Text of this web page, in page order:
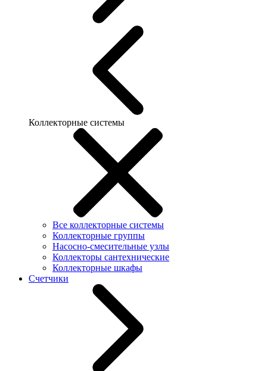
Коллекторные системы
Все коллекторные системы
Коллекторные группы
Насосно-смесительные узлы
Коллекторы сантехнические
Коллекторные шкафы
Счетчики